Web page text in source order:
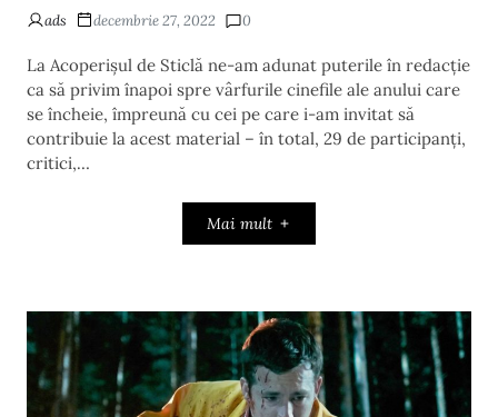
ads decembrie 27, 2022 0
La Acoperișul de Sticlă ne-am adunat puterile în redacție
ca să privim înapoi spre vârfurile cinefile ale anului care
se încheie, împreună cu cei pe care i-am invitat să
contribuie la acest material – în total, 29 de participanți,
critici,…
Mai mult